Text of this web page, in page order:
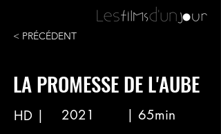
< PRÉCÉDENT
LA PROMESSE DE L'AUBE
HD | 2021 | 65min